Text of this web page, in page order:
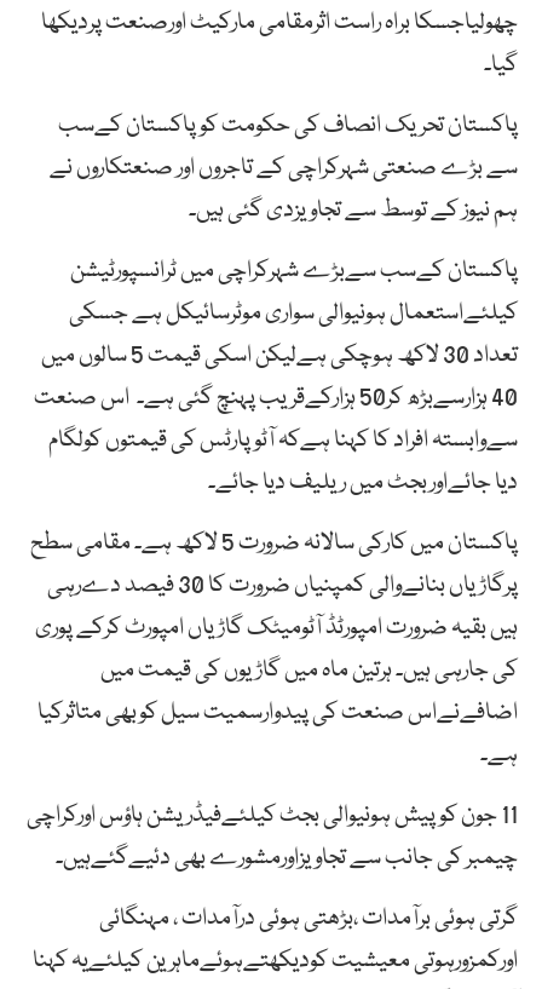
چھولیاجسکا براہ راست اثرمقامی مارکیٹ اورصنعت پردیکھا
گیا۔
پاکستان تحریک انصاف کی حکومت کو پاکستان کےسب
سے بڑے صنعتی شہرکراچی کے تاجروں اور صنعتکاروں نے
ہم نیوز کے توسط سے تجاویزدی گئی ہیں۔
پاکستان کےسب سےبڑے شہرکراچی میں ٹرانسپورٹیشن
کیلئےاستعمال ہونیوالی سواری موٹرسائیکل ہے جسکی
تعداد 30 لاکھ ہوچکی ہےلیکن اسکی قیمت 5 سالوں میں
40 ہزارسےبڑھ کر50 ہزارکےقریب پہنچ گئی ہے۔ اس صنعت
سےوابستہ افراد کا کہنا ہےکہ آٹوپارٹس کی قیمتوں کولگام
دیا جائےاوربجٹ میں ریلیف دیا جائے۔
پاکستان میں کارکی سالانہ ضرورت 5 لاکھ ہے۔ مقامی سطح
پرگاڑیاں بنانےوالی کمپنیاں ضرورت کا 30 فیصد دےرہی
ہیں بقیہ ضرورت امپورٹڈ آٹومیٹک گاڑیاں امپورٹ کرکے پوری
کی جارہی ہیں۔ ہرتین ماہ میں گاڑیوں کی قیمت میں
اضافےنےاس صنعت کی پیدوارسمیت سیل کوبھی متاثرکیا
ہے۔
11 جون کوپیش ہونیوالی بجٹ کیلئےفیڈریشن ہاؤس اورکراچی
چیمبر کی جانب سے تجاویزاورمشورے بھی دئیےگئےہیں۔
گرتی ہوئی برآمدات ،بڑھتی ہوئی درآمدات ، مہنگائی
اورکمزورہوتی معیشیت کودیکھتےہوئےماہرین کیلئےیہ کہنا